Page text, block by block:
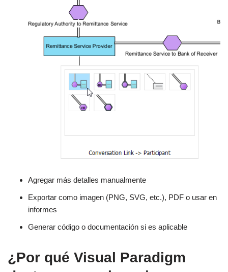
Agregar más detalles manualmente
Exportar como imagen (PNG, SVG, etc.), PDF o usar en
informes
Generar código o documentación si es aplicable
¿Por qué Visual Paradigm